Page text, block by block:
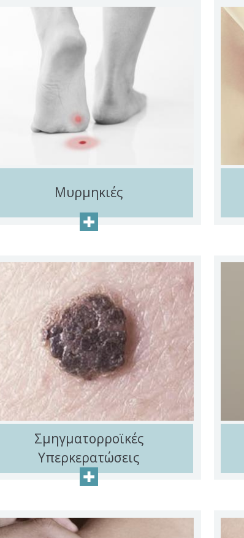
Μυρμηκιές
+
Σμηγματορροϊκές
Υπερκερατώσεις
+